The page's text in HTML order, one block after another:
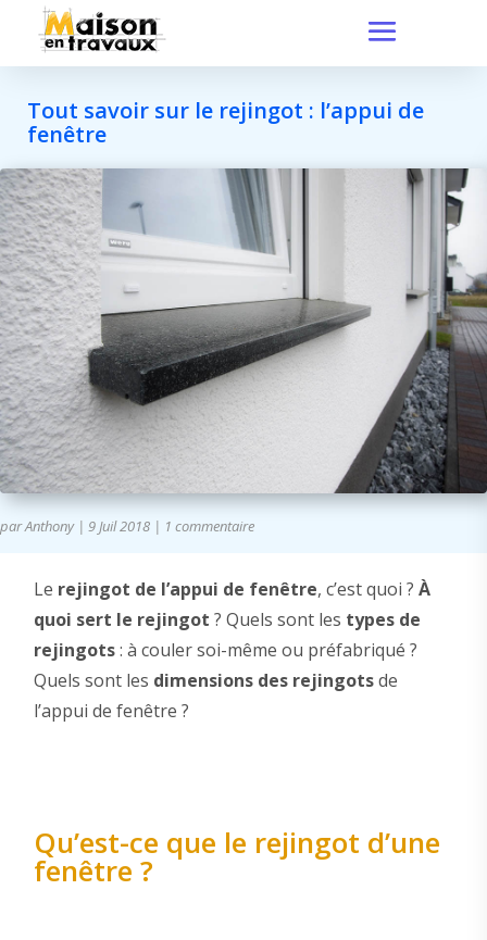
Tout savoir sur le rejingot : l’appui de
fenêtre
parAnthony| 9 Juil 2018 | 1 commentaire
Le rejingot de l’appui de fenêtre, c’est quoi ? À
quoi sert le rejingot ? Quels sont les types de
rejingots: à couler soi-même ou préfabriqué ?
Quels sont les dimensions des rejingotsde
l’appui de fenêtre ?
Qu’est-ce que le rejingot d’une
fenêtre ?